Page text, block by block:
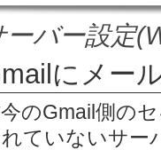
ーバー設定
にメー
のGmail側の
ていないサー